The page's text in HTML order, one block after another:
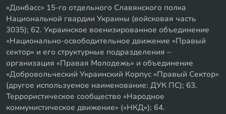
«Донбасс» 15-го отдельного Славянского полка
Национальной гвардии Украины (войсковая часть
3035); 62. Украинское военизированное объединение
«Национально-освободительное движение «Правый
сектор» и его структурные подразделения –
организация «Правая Молодежь» и объединение
«Добровольческий Украинский Корпус «Правый Сектор»
(другое используемое наименование: ДУК ПС); 63.
Террористическое сообщество «Народное
коммунистическое движение» («НКД»); 64.